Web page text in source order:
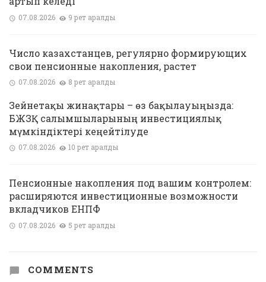
07.08.2026 9 рет қаралды
Число казахстанцев, регулярно формирующих
свои пенсионные накопления, растет
07.08.2026 8 рет қаралды
Зейнетақы жинақтары – өз бақылауыңызда:
БЖЗҚ салымшыларының инвестициялық
мүмкіндіктері кеңейтілуде
07.08.2026 10 рет қаралды
Пенсионные накопления под вашим контролем:
расширяются инвестиционные возможности
вкладчиков ЕНПФ
07.08.2026 5 рет қаралды
COMMENTS